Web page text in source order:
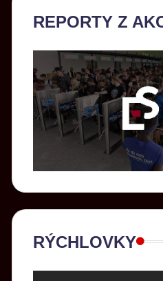
REPORTY Z
RÝCHLOVKY